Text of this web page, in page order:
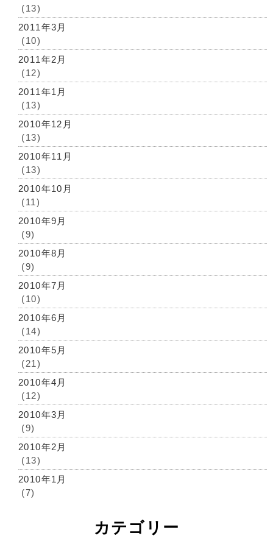
(13)
2011年3月
(10)
2011年2月
(12)
2011年1月
(13)
2010年12月
(13)
2010年11月
(13)
2010年10月
(11)
2010年9月
(9)
2010年8月
(9)
2010年7月
(10)
2010年6月
(14)
2010年5月
(21)
2010年4月
(12)
2010年3月
(9)
2010年2月
(13)
2010年1月
(7)
カテゴリー